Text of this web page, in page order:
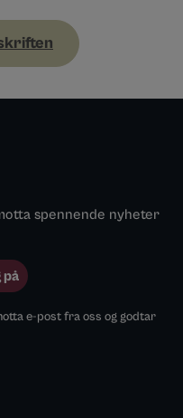
spennende nyheter
på
e-post fra oss og godtar